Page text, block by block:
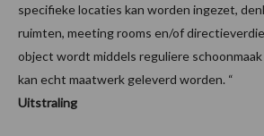
specifieke locaties kan worden ingezet,
ruimten, meeting rooms en/of
object wordt middels reguliere
kan echt maatwerk geleverd worden. “
Uitstraling